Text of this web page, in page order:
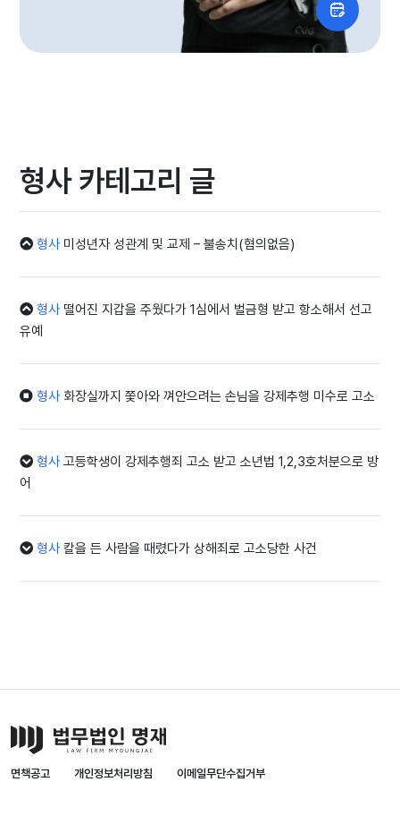
형사 카테고리 글
형사미성년자 성관계 및 교제 – 불송치(혐의없음)
형사떨어진 지갑을 주웠다가 1심에서 벌금형 받고 항소해서 선고
유예
형사화장실까지 쫓아와 껴안으려는 손님을 강제추행 미수로 고소
형사고등학생이 강제추행죄 고소 받고 소년법 1,2,3호처분으로 방
어
형사칼을 든 사람을 때렸다가 상해죄로 고소당한 사건
면책공고 개인정보처리방침 이메일무단수집거부